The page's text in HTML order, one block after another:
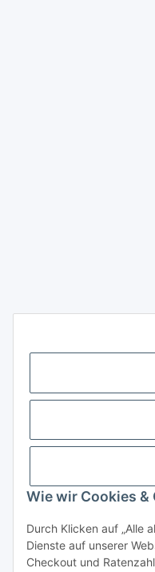
Wie wir Cookies &
Durch Klicken auf „Alle
Dienste auf unserer
Checkout und